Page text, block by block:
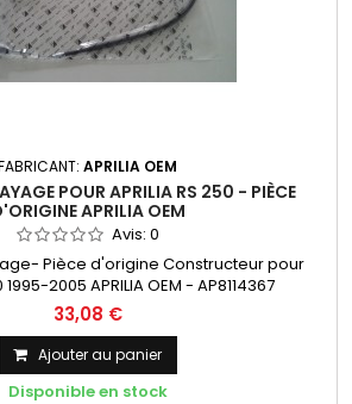
APRILIA OEM
POUR APRILIA RS 250 - PIÈCE
APRILIA OEM
Avis: 0
Pièce d'origine Constructeur pour
2005 APRILIA OEM - AP8114367
33,08 €
Ajouter au panier
Disponible en stock